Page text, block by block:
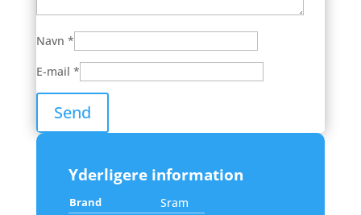
Navn *
E-mail *
Yderligere information
Brand Sram